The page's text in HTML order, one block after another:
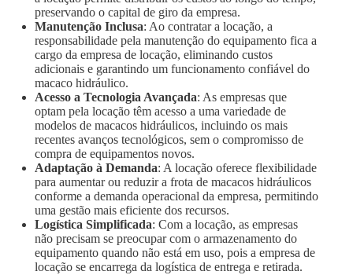
preservando o capital de giro da empresa.
Manutenção Inclusa: Ao contratar a locação, a
responsabilidade pela manutenção do equipamento fica a
cargo da empresa de locação, eliminando custos
adicionais e garantindo um funcionamento confiável do
macaco hidráulico.
Acesso a Tecnologia Avançada: As empresas que
optam pela locação têm acesso a uma variedade de
modelos de macacos hidráulicos, incluindo os mais
recentes avanços tecnológicos, sem o compromisso de
compra de equipamentos novos.
Adaptação à Demanda: A locação oferece flexibilidade
para aumentar ou reduzir a frota de macacos hidráulicos
conforme a demanda operacional da empresa, permitindo
uma gestão mais eficiente dos recursos.
Logística Simplificada: Com a locação, as empresas
não precisam se preocupar com o armazenamento do
equipamento quando não está em uso, pois a empresa de
locação se encarrega da logística de entrega e retirada.